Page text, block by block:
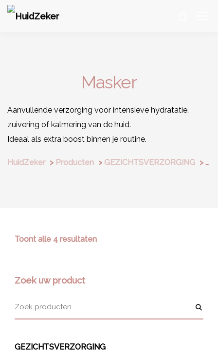
Masker
Aanvullende verzorging voor intensieve hydratatie,
zuivering of kalmering van de huid.
Ideaal als extra boost binnen je routine.
HuidZeker > Producten > GEZICHTSVERZORGING >
Toont alle 4 resultaten
Zoek uw product
GEZICHTSVERZORGING